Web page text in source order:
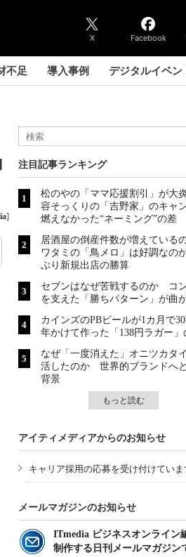
X Facebook
不足 導入事例 デジタルイベン
]
注目記事ランキング
松のやの「ママ応援割引」が
容そっくりの「吉野家」のキャ
燃えなかった“ネーミング”の差
居酒屋の倒産件数が増えている
ワタミの「鳥メロ」は好調なの
ぶり新規出店の勝算
セブンはなぜ苦戦するのか コ
を支えた「勝ちパターン」が曲
カインズのPBビールが1カ月で
年かけて作った「138円ラガー」
なぜ「一度消えた」オニツカタ
活したのか 世界的ブランドへ
背景
もっと読む
アイティメディアからのお知らせ
キャリア採用の応募を受け付けていま
メールマガジンのお知らせ
ITmedia ビジネスオンライン
制作する日刊メールマガジン